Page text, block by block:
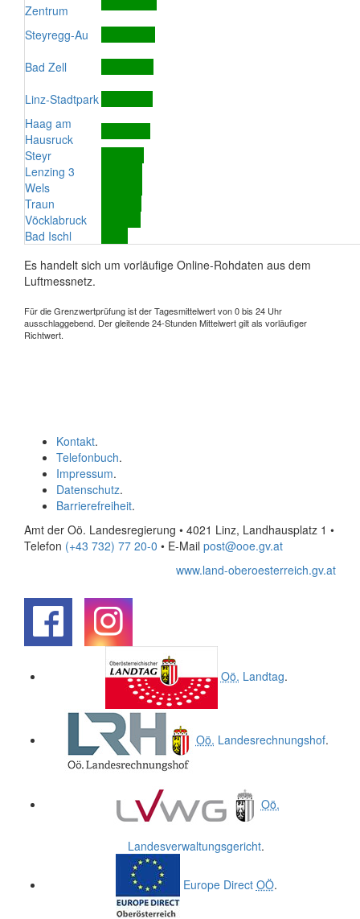
Zentrum
Steyregg-Au
Bad Zell
Linz-Stadtpark
Haag am
Hausruck
Steyr
Lenzing 3
Wels
Traun
Vöcklabruck
Bad Ischl
Es handelt sich um vorläufige Online-Rohdaten aus dem
Luftmessnetz.
Für die Grenzwertprüfung ist der Tagesmittelwert von 0 bis 24 Uhr
ausschlaggebend. Der gleitende 24-Stunden Mittelwert gilt als vorläufiger
Richtwert.
Kontakt.
Telefonbuch.
Impressum.
Datenschutz.
Barrierefreiheit.
Amt der Oö. Landesregierung • 4021 Linz, Landhausplatz 1 •
Telefon (+43 732) 77 20-0 • E-Mail post@ooe.gv.at
www.land-oberoesterreich.gv.at
Oö. Landtag.
Oö. Landesrechnungshof.
Oö.
Landesverwaltungsgericht.
Europe Direct OÖ.